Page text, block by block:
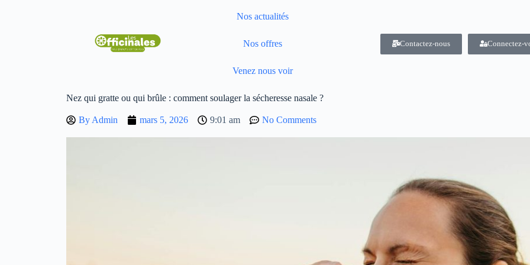
Nos actualités
Nos offres
Venez nous voir
Contactez-nous Connectez-
Nez qui gratte ou qui brûle : comment soulager la sécheresse nasale ?
By Admin mars 5, 2026 9:01 am No Comments